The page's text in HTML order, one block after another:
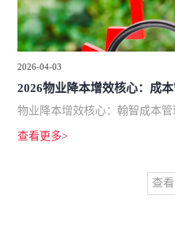
2026-04-03
2026物业降本增效核心：成
物业降本增效核心：翰智成本管
查看更多>
查